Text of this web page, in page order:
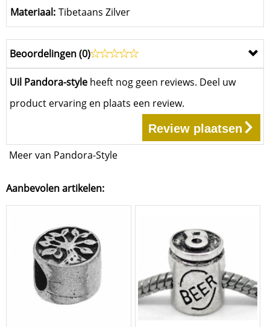
Materiaal: Tibetaans Zilver
Beoordelingen (0)
Uil Pandora-style heeft nog geen reviews. Deel uw
product ervaring en plaats een review.
Review plaatsen
Meer van Pandora-Style
Aanbevolen artikelen: